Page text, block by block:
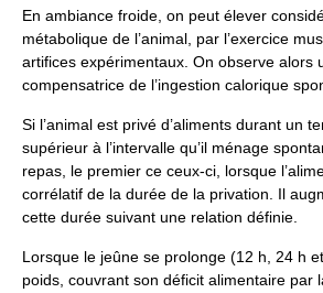
En ambiance froide, on peut élever
métabolique de l’animal, par l’exercice
artifices expérimentaux. On observe alors
compensatrice de l’ingestion calorique
Si l’animal est privé d’aliments durant un
supérieur à l’intervalle qu’il ménage
repas, le premier ce ceux-ci, lorsque
corrélatif de la durée de la privation. Il
cette durée suivant une relation définie.
Lorsque le jeûne se prolonge (12 h, 24 h
poids, couvrant son déficit alimentaire par